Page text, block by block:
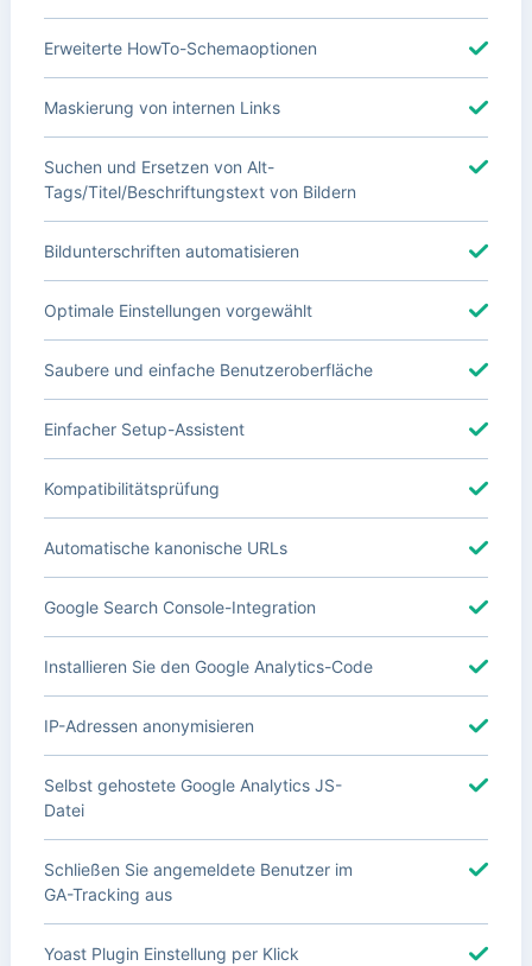
Erweiterte HowTo-Schemaoptionen
Maskierung von internen Links
Suchen und Ersetzen von Alt-
Tags/Titel/Beschriftungstext von Bildern
Bildunterschriften automatisieren
Optimale Einstellungen vorgewählt
Saubere und einfache Benutzeroberfläche
Einfacher Setup-Assistent
Kompatibilitätsprüfung
Automatische kanonische URLs
Google Search Console-Integration
Installieren Sie den Google Analytics-Code
IP-Adressen anonymisieren
Selbst gehostete Google Analytics JS-
Datei
Schließen Sie angemeldete Benutzer im
GA-Tracking aus
Yoast Plugin Einstellung per Klick